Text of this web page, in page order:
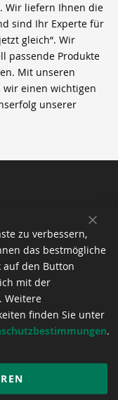
Wir liefern Ihnen die
sind Ihr Experte für
gleich“. Wir
passende Produkte
Mit unseren
einen wichtigen
unserer
zu verbessern,
das bestmögliche
den Button
mit der
Weitere
finden Sie unter
.